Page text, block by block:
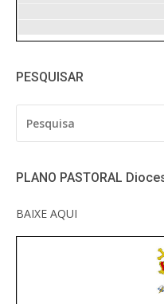
PESQUISAR
POR:
PLANO PASTORAL
BAIXE AQUI